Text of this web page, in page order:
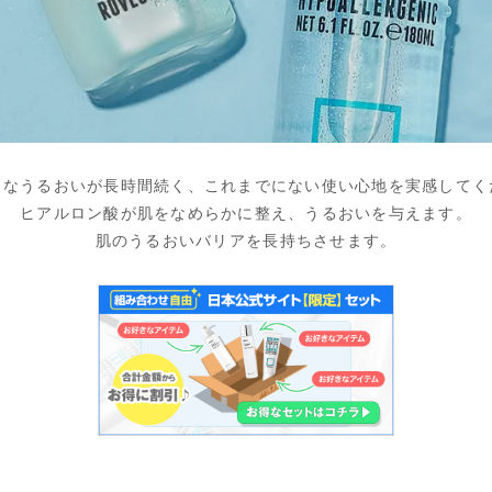
うるおいが長時間続く、これまでにない使い心地を実感して
ヒアルロン酸が肌をなめらかに整え、うるおいを与えます。
肌のうるおいバリアを長持ちさせます。